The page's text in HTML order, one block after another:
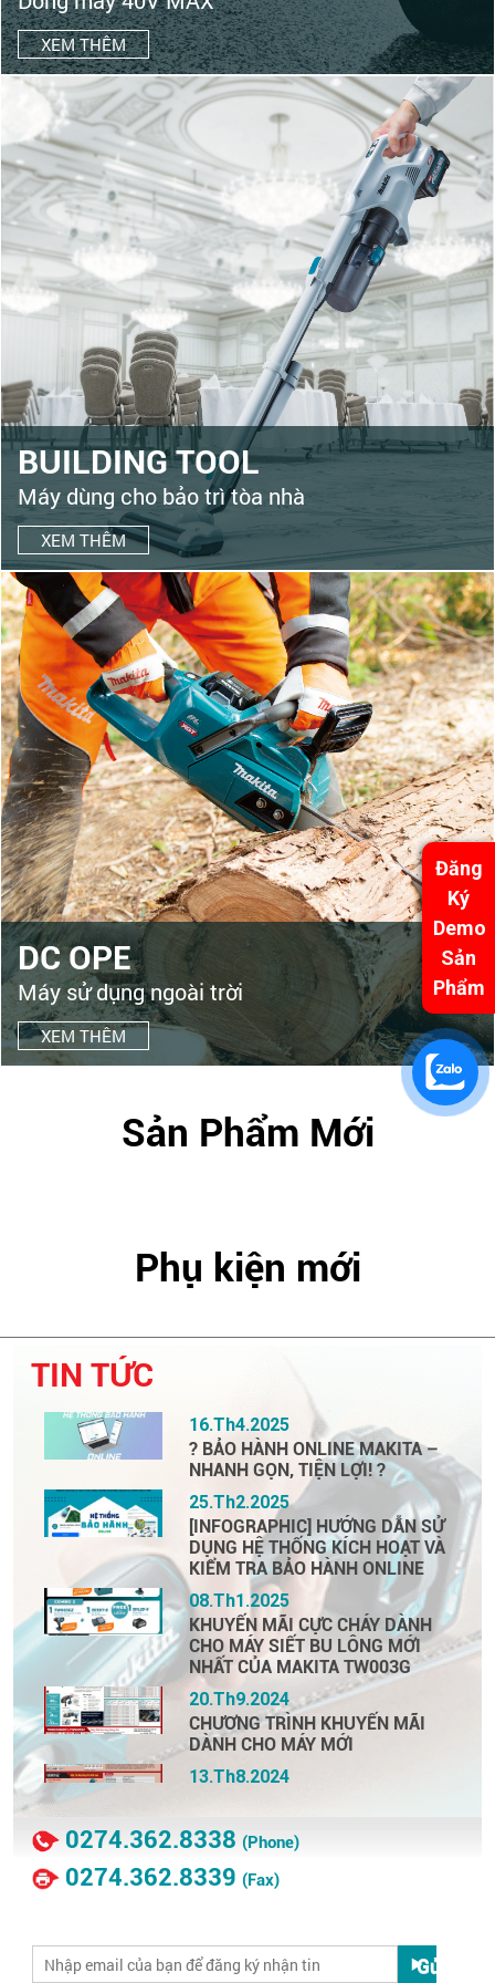
XEM THÊM
BUILDING TOOL
Máy dùng cho bảo trì tòa nhà
XEM THÊM
DC OPE
Máy sử dụng ngoài trời
XEM THÊM
Sản Phẩm Mới
Phụ kiện mới
TIN TỨC
16.Th4.2025
? BẢO HÀNH ONLINE MAKITA –
NHANH GỌN, TIỆN LỢI! ?
25.Th2.2025
[INFOGRAPHIC] HƯỚNG DẪN SỬ
DỤNG HỆ THỐNG KÍCH HOẠT VÀ
KIỂM TRA BẢO HÀNH ONLINE
08.Th1.2025
KHUYẾN MÃI CỰC CHÁY DÀNH
CHO MÁY SIẾT BU LÔNG MỚI
NHẤT CỦA MAKITA TW003G
20.Th9.2024
CHƯƠNG TRÌNH KHUYẾN MÃI
DÀNH CHO MÁY MỚI
13.Th8.2024
27.Th6.2024
SUPPER HOTTTTT- 2 EM
CHƯƠNG TRÌNH KHUYẾN MÃI
SIÊU HẤP DẪN KÈM THEO!!
0274.362.8338 (Phone)
0274.362.8339 (Fax)
Đăng
Ký
Demo
Sản
Phẩm